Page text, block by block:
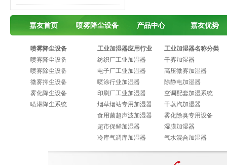
嘉友首页 喷雾降尘设备 产品中心 嘉友优势
喷雾降尘设备
喷雾降尘设备
喷雾除尘设备
微雾抑尘设备
雾化降尘设备
喷淋降尘系统
工业加湿器应用行业
纺织厂工业加湿器
电子厂工业加湿器
喷涂行业加湿器
印刷厂工业加湿器
烟草烟站专用加湿器
食用菌超声波加湿器
超市保鲜加湿器
冷库气调库加湿器
工业加湿器名称分类
干雾加湿器
高压微雾加湿器
除静电加湿器
空调配套加湿系统
干蒸汽加湿器
雾化除臭专用设备
湿膜加湿器
气水混合加湿器